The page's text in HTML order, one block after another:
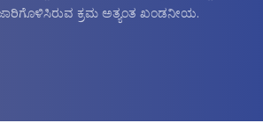
ಕ್ರಮ ಅತ್ಯಂತ ಖಂಡನೀಯ.